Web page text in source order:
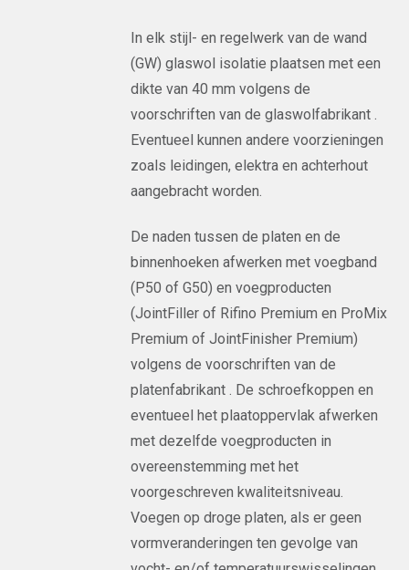
In elk stijl- en regelwerk van de wand
(GW) glaswol isolatie plaatsen met een
dikte van 40 mm volgens de
voorschriften van de glaswolfabrikant .
Eventueel kunnen andere voorzieningen
zoals leidingen, elektra en achterhout
aangebracht worden.
De naden tussen de platen en de
binnenhoeken afwerken met voegband
(P50 of G50) en voegproducten
(JointFiller of Rifino Premium en ProMix
Premium of JointFinisher Premium)
volgens de voorschriften van de
platenfabrikant . De schroefkoppen en
eventueel het plaatoppervlak afwerken
met dezelfde voegproducten in
overeenstemming met het
voorgeschreven kwaliteitsniveau.
Voegen op droge platen, als er geen
vormveranderingen ten gevolge van